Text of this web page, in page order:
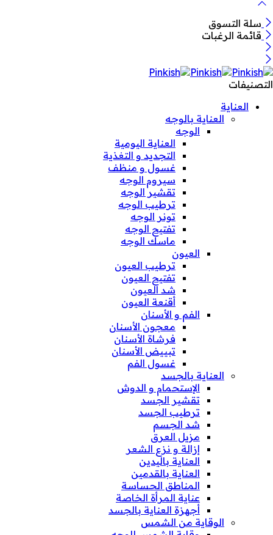
سلة التسوق
قائمة الرغبات
التصنيفات
العناية
العناية بالوجه
الوجه
العناية اليومية
التجديد و التغذية
غسول و منظف
سيروم الوجه
تقشير الوجه
ترطيب الوجه
تونر الوجه
تفتيح الوجه
ماسك الوجه
العيون
ترطيب العيون
تفتيح العيون
شد العيون
أقنعة العيون
الفم و الأسنان
معجون الأسنان
فرشاة الأسنان
تبييض الأسنان
غسول الفم
العناية بالجسد
الإستحمام و الدوش
تقشير الجسد
ترطيب الجسد
شد الجسم
مزيل العرق
إزالة و نزع الشعر
العناية باليدين
العناية بالقدمين
المناطق الحساسة
عناية المرأة الخاصة
أجهزة العناية بالجسد
الوقاية من الشمس